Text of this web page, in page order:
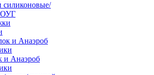
силиконовые/
ОУГ
и Анаэроб